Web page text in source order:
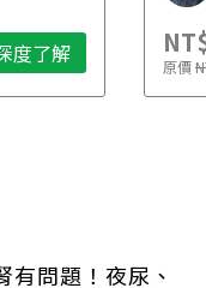
度了解 原價
有問題！夜尿、